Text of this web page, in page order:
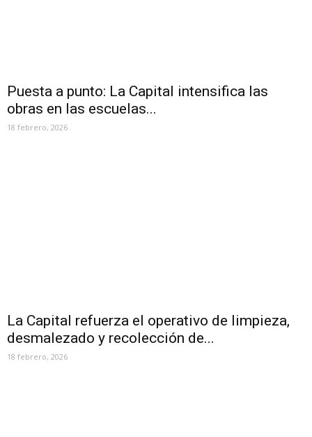
Puesta a punto: La Capital intensifica las
obras en las escuelas...
18 febrero, 2026
La Capital refuerza el operativo de limpieza,
desmalezado y recolección de...
18 febrero, 2026